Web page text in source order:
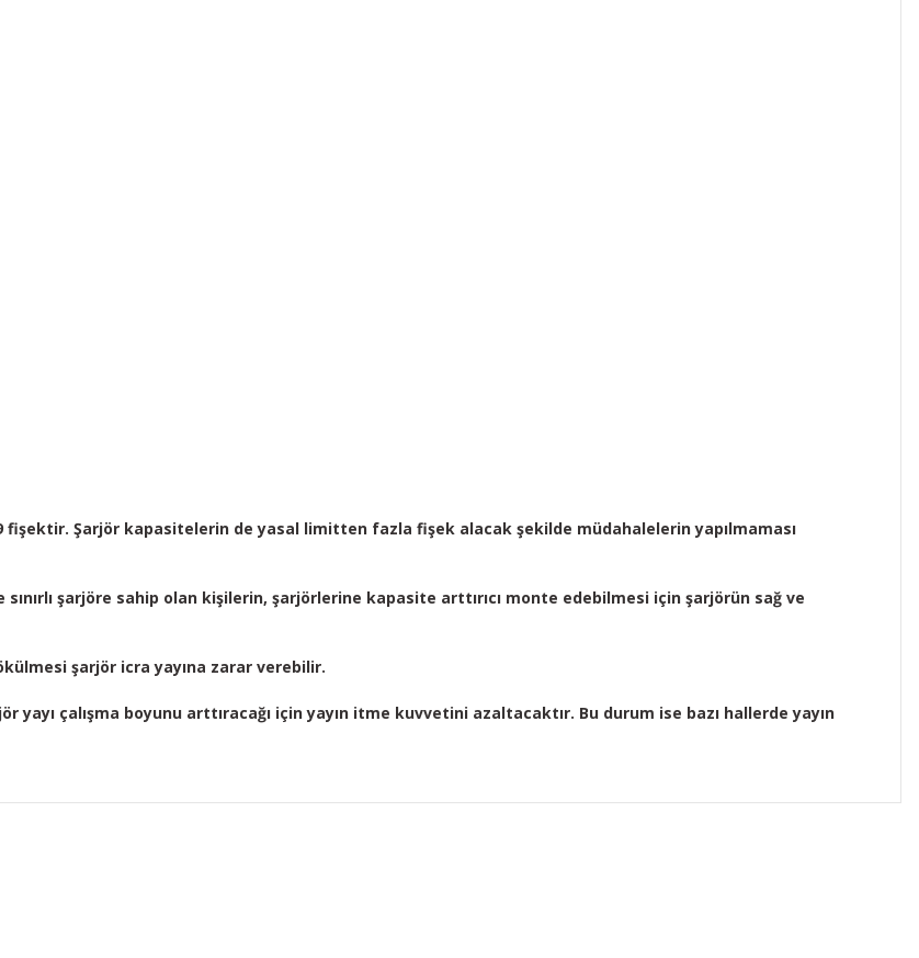
fişektir. Şarjör kapasitelerin de yasal limitten fazla fişek alacak şekilde müdahalelerin yapılmaması
şarjöre sahip olan kişilerin, şarjörlerine kapasite arttırıcı monte edebilmesi için şarjörün sağ ve
şarjör icra yayına zarar verebilir.
çalışma boyunu arttıracağı için yayın itme kuvvetini azaltacaktır. Bu durum ise bazı hallerde yayın